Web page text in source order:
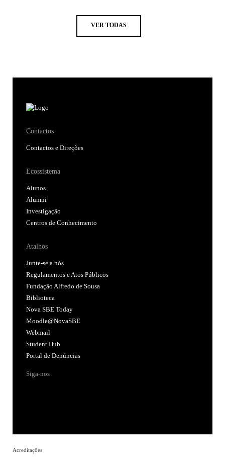
VER TODAS
Contactos
Contactos e Direções
Ecossistema
Alunos
Alumni
Investigação
Centros de Conhecimento
Atalhos
Junte-se a nós
Regulamentos e Atos Públicos
Fundação Alfredo de Sousa
Biblioteca
Nova SBE Today
Moodle@NovaSBE
Webmail
Student Hub
Portal de Denúncias
Siga-nos
Acreditações: